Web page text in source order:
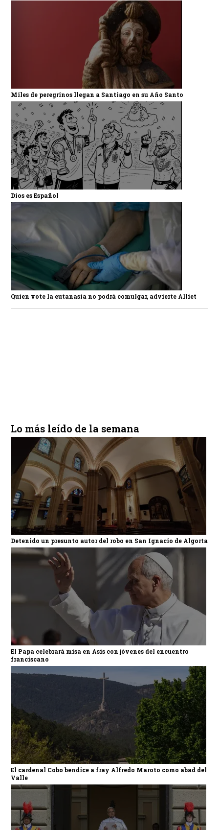
Miles de peregrinos llegan a Santiago en su Año Santo
Dios es Español
Quien vote la eutanasia no podrá comulgar, advierte Alliet
Lo más leído de la semana
Detenido un presunto autor del robo en San Ignacio de Algorta
El Papa celebrará misa en Asís con jóvenes del encuentro
franciscano
El cardenal Cobo bendice a fray Alfredo Maroto como abad del
Valle